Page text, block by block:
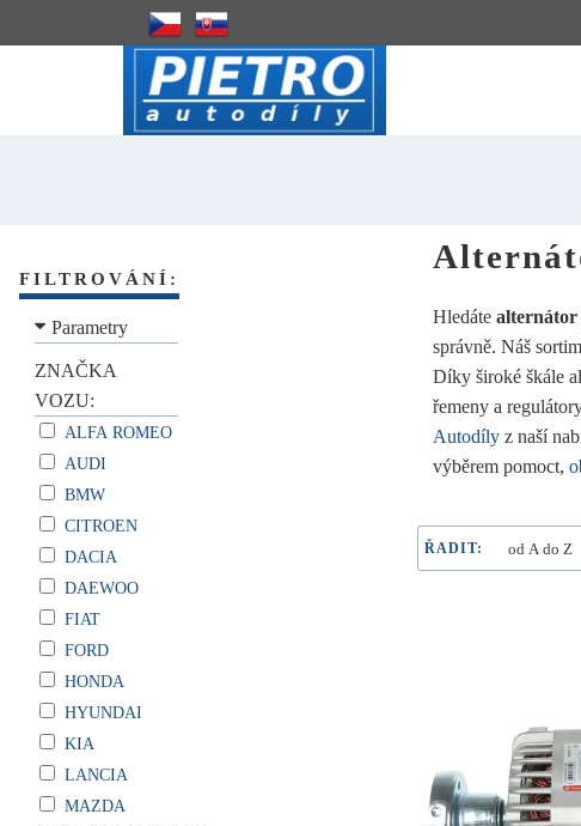
FILTROVÁNÍ:
Parametry
ZNAČKA
VOZU:
ALFA ROMEO
AUDI
BMW
CITROEN
DACIA
DAEWOO
FIAT
FORD
HONDA
HYUNDAI
KIA
LANCIA
MAZDA
Hledáte alternátor
správně. Náš
Díky široké škále
řemeny a
Autodíly z naší
výběrem pomoct,
ŘADIT: